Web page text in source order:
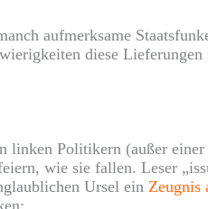
aufmerksame
diese
linken Politikern (außer
wie sie fallen. Leser
Ursel ein Zeugnis